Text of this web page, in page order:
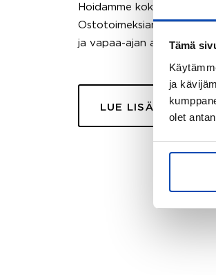
Tämä
ja
olet
Hoidamme koko
ja vapaa-ajan asuntojen
LUE LISÄÄ